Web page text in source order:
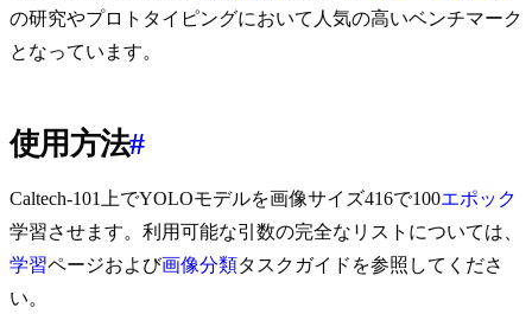
の研究やプロトタイピングにおいて人気の高いベンチマーク
となっています。
使用方法#
Caltech-101上でYOLOモデルを画像サイズ416で100エポック
学習させます。利用可能な引数の完全なリストについては、
学習ページおよび画像分類タスクガイドを参照してくださ
い。